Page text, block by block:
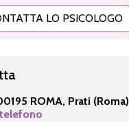
LO PSICOLOGO
ROMA, Prati (Roma)